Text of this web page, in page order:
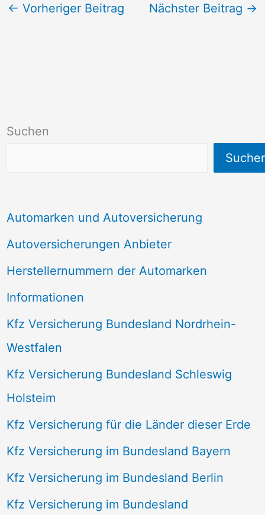
Suchen
Automarken und Autoversicherung
Autoversicherungen Anbieter
Herstellernummern der Automarken
Informationen
Kfz Versicherung Bundesland Nordrhein-
Westfalen
Kfz Versicherung Bundesland Schleswig
Holsteim
Kfz Versicherung für die Länder dieser Erde
Kfz Versicherung im Bundesland Bayern
Kfz Versicherung im Bundesland Berlin
Kfz Versicherung im Bundesland
← Vorheriger Beitrag Nächster Beitrag →